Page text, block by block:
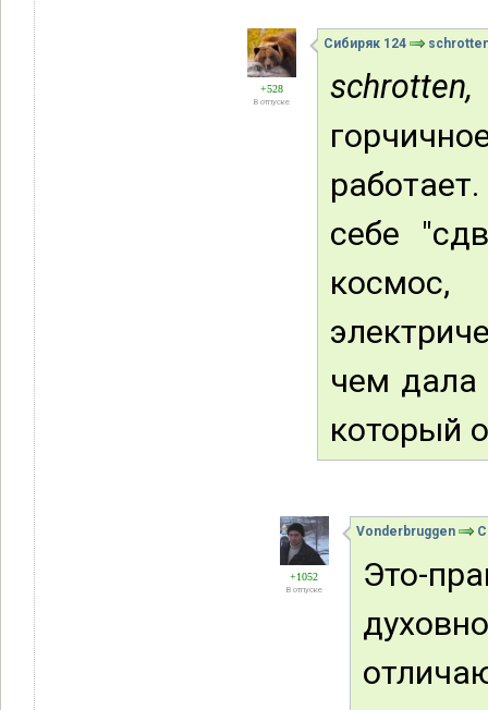
+528
В отпуске
Сибиряк 124
schrotten,
себе
космос,
чем дала
который
+1052
В отпуске
Vonderbruggen
Это-